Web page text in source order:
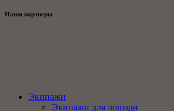
Наши партнеры
Экипажи
Экипажи для лошади